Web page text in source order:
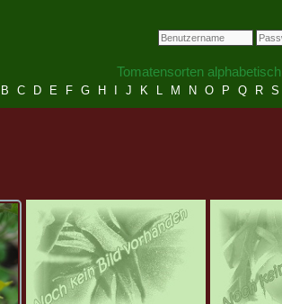
Tomatensorten alphabetisch
B C D E F G H J K L M N O P Q R S